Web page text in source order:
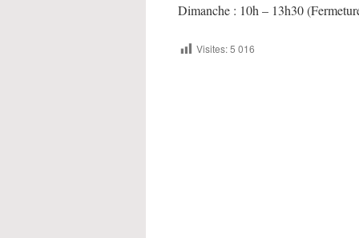
Dimanche : 10h – 13h30
Visites:5 016